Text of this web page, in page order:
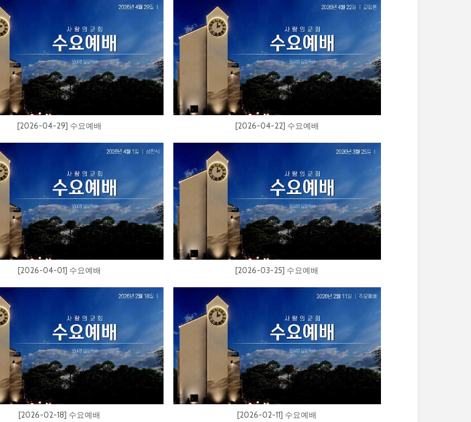
[2026-04-29] 수요예배 [2026-04-22] 수요예배
[2026-04-01] 수요예배 [2026-03-25] 수요예배
[2026-02-18] 수요예배 [2026-02-11] 수요예배